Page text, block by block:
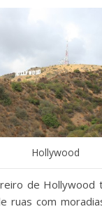
Hollywood
de Hollywood
ruas com